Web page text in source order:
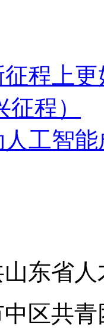
程上
程）
工智
东省
中区共